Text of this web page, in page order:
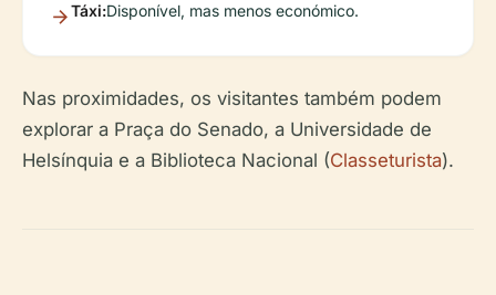
Táxi:Disponível, mas menos económico.
Nas proximidades, os visitantes também podem
explorar a Praça do Senado, a Universidade de
Helsínquia e a Biblioteca Nacional (Classeturista).